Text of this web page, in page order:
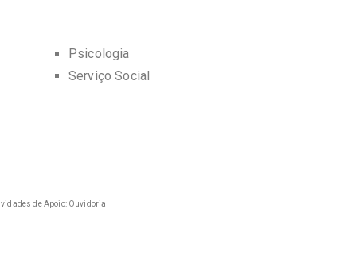
Psicologia
Serviço Social
de Apoio: Ouvidoria